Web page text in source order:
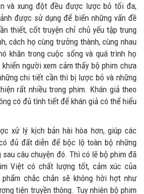
và xung đột đều được lược bỏ tối đa;
được sử dụng để biến những vấn đề
thiết, cốt truyện chỉ chủ yếu tập trung
cách họ cùng trưởng thành, cùng nhau
khăn trong cuộc sống và quá trình họ
người xem cảm thấy bộ phim chưa
chi tiết cần thì bị lược bỏ và những
rất nhiều trong phim. Khán giả theo
có đủ tình tiết để khán giả có thể hiểu
xử lý kịch bản hài hòa hơn, giúp các
đủ đất diễn để bộc lộ toàn bộ những
câu chuyện đó. Thì có lẽ bộ phim đã
Việt có chất lượng tốt, cảm xúc của
chắc chắn sẽ không hời hợt như
tiện truyền thông. Tuy nhiên bộ phim